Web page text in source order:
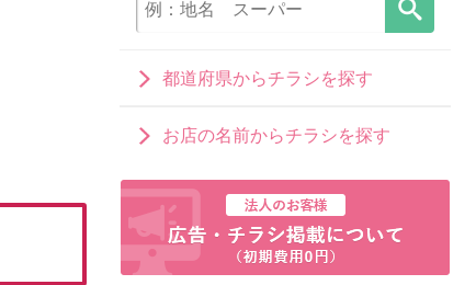
都道府県からチラシを探す
お店の名前からチラシを探す